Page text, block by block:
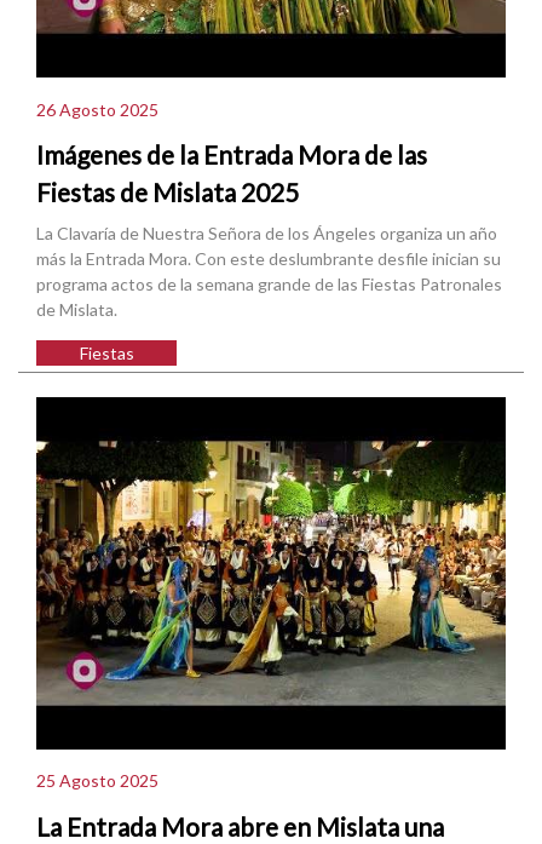
26 Agosto 2025
Imágenes de la Entrada Mora de las
Fiestas de Mislata 2025
La Clavaría de Nuestra Señora de los Ángeles organiza un año
más la Entrada Mora. Con este deslumbrante desfile inician su
programa actos de la semana grande de las Fiestas Patronales
de Mislata.
Fiestas
25 Agosto 2025
La Entrada Mora abre en Mislata una